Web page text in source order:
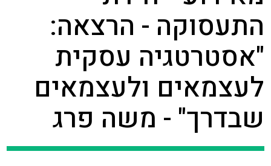
התעסוקה - הרצאה:
"אסטרטגיה עסקית
לעצמאים ולעצמאים
שבדרך" - משה פרג